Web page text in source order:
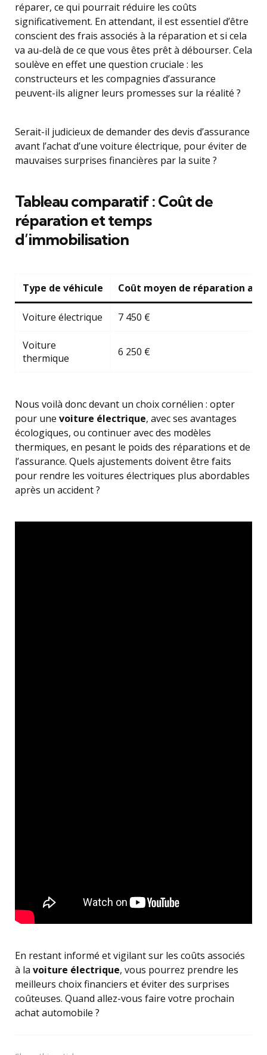
réparer, ce qui pourrait réduire les coûts
significativement. En attendant, il est essentiel d’être
conscient des frais associés à la réparation et si cela
va au-delà de ce que vous êtes prêt à débourser. Cela
soulève en effet une question cruciale : les
constructeurs et les compagnies d’assurance
peuvent-ils aligner leurs promesses sur la réalité ?
Serait-il judicieux de demander des devis d’assurance
avant l’achat d’une voiture électrique, pour éviter de
mauvaises surprises financières par la suite ?
Tableau comparatif : Coût de
réparation et temps
d’immobilisation
Type de véhicule Coût moyen de réparation
Voiture électrique 7 450 €
Voiture
thermique
6 250 €
Nous voilà donc devant un choix cornélien : opter
pour une voiture électrique, avec ses avantages
écologiques, ou continuer avec des modèles
thermiques, en pesant le poids des réparations et de
l’assurance. Quels ajustements doivent être faits
pour rendre les voitures électriques plus abordables
après un accident ?
En restant informé et vigilant sur les coûts associés
à la voiture électrique, vous pourrez prendre les
meilleurs choix financiers et éviter des surprises
coûteuses. Quand allez-vous faire votre prochain
achat automobile ?